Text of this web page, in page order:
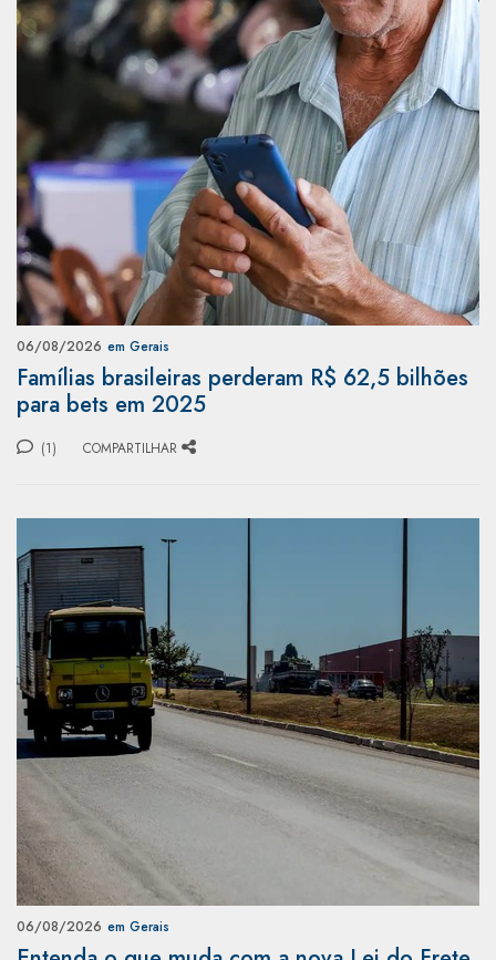
06/08/2026 em Gerais
Famílias brasileiras perderam R$ 62,5 bilhões
para bets em 2025
(1) COMPARTILHAR
06/08/2026 em Gerais